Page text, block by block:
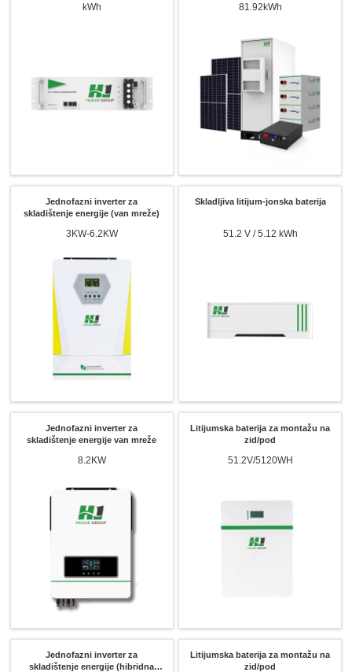
kWh
81.92kWh
Jednofazni inverter za
skladištenje energije (van mreže)
3KW-6.2KW
Skladljiva litijum-jonska baterija
51.2 V / 5.12 kWh
Jednofazni inverter za
skladištenje energije van mreže
8.2KW
Litijumska baterija za montažu na
zid/pod
51.2V/5120WH
Jednofazni inverter za
skladištenje energije (hibridna
Litijumska baterija za montažu na
zid/pod
Tu smo da odgovorimo na vaša pitanja i ponudimo energetska rješenja koja najbolje